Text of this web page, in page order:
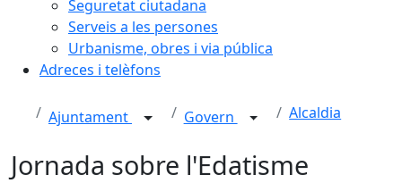
Seguretat ciutadana
Serveis a les persones
Urbanisme, obres i via pública
Adreces i telèfons
Ajuntament Govern Alcaldia
Jornada sobre l'Edatisme